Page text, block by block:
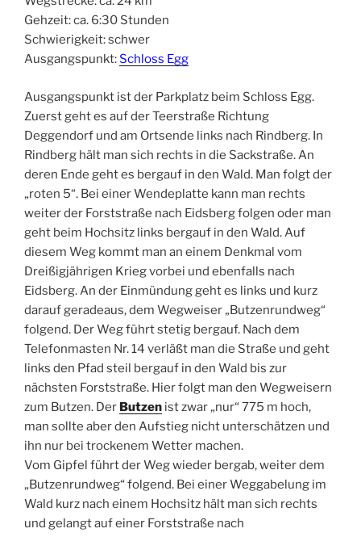
Gehzeit: ca. 6:30 Stunden
Schwierigkeit: schwer
Ausgangspunkt:Schloss Egg
Ausgangspunkt ist der Parkplatz beim Schloss Egg.
Zuerst geht es auf der Teerstraße Richtung
Deggendorf und am Ortsende links nach Rindberg. In
Rindberg hält man sich rechts in die Sackstraße. An
deren Ende geht es bergauf in den Wald. Man folgt der
„roten 5“. Bei einer Wendeplatte kann man rechts
weiter der Forststraße nach Eidsberg folgen oder man
geht beim Hochsitz links bergauf in den Wald. Auf
diesem Weg kommt man an einem Denkmal vom
Dreißigjährigen Krieg vorbei und ebenfalls nach
Eidsberg. An der Einmündung geht es links und kurz
darauf geradeaus, dem Wegweiser „Butzenrundweg“
folgend. Der Weg führt stetig bergauf. Nach dem
Telefonmasten Nr. 14 verläßt man die Straße und geht
links den Pfad steil bergauf in den Wald bis zur
nächsten Forststraße. Hier folgt man den Wegweisern
zum Butzen. Der Butzen ist zwar „nur“ 775 m hoch,
man sollte aber den Aufstieg nicht unterschätzen und
ihn nur bei trockenem Wetter machen.
Vom Gipfel führt der Weg wieder bergab, weiter dem
„Butzenrundweg“ folgend. Bei einer Weggabelung im
Wald kurz nach einem Hochsitz hält man sich rechts
und gelangt auf einer Forststraße nach